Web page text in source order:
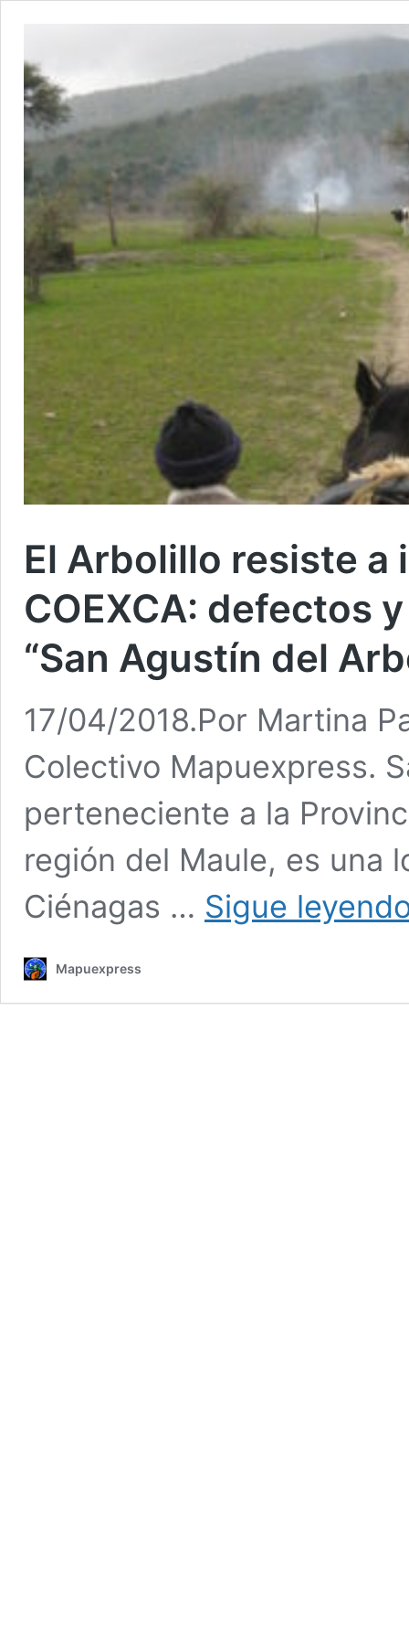
El Arbolillo resiste
COEXCA: defectos
“San Agustín del
17/04/2018.Por Martina
Colectivo Mapuexpress.
perteneciente a la
región del Maule, es una
Ciénagas … Sigue
Mapuexpress